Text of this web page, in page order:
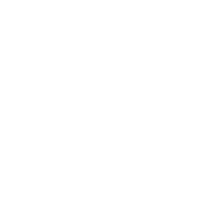
Développer une culture partagée de
Exemplarité et engagement du top
Sensibilisation différenciée : COMEX,
Communication interne régulière :
: Co-création d’une